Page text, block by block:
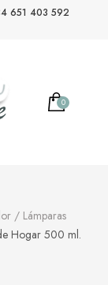
651 403 592
0
/ Lámparas
Hogar 500 ml.